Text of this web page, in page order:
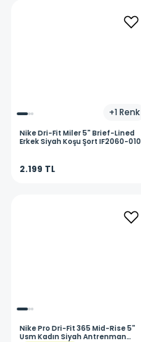
+1 Renk
NikeDri-Fit Miler 5" Brief-Lined
Erkek Siyah Koşu Şort IF2060-010
2.199 TL
NikePro Dri-Fit 365 Mid-Rise 5"
Usm Kadın Siyah Antrenman